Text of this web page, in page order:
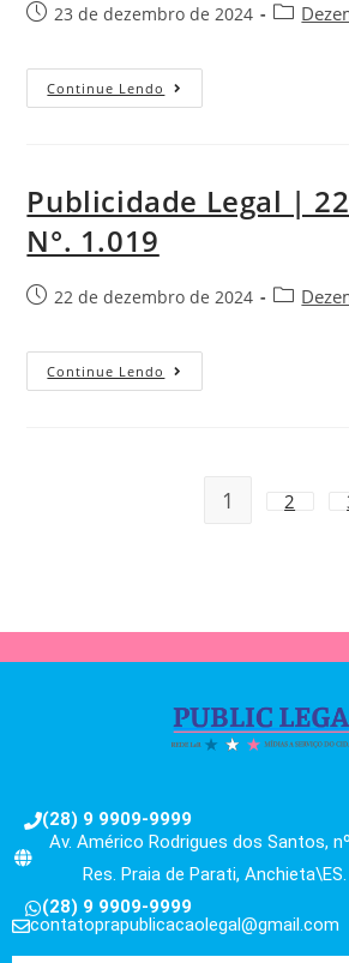
23 de dezembro de 2024
Continue Lendo
Publicidade Legal |
N°. 1.019
22 de dezembro de 2024
Continue Lendo
1 2
(28) 9 9909-9999
Av. Américo Rodrigues dos Santos,
Res. Praia de Parati, Anchieta\ES.
(28) 9 9909-9999
contatoprapublicacaolegal@gmail.com